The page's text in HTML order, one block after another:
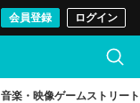
会員登録 ログイン
音楽・映像ゲームストリート